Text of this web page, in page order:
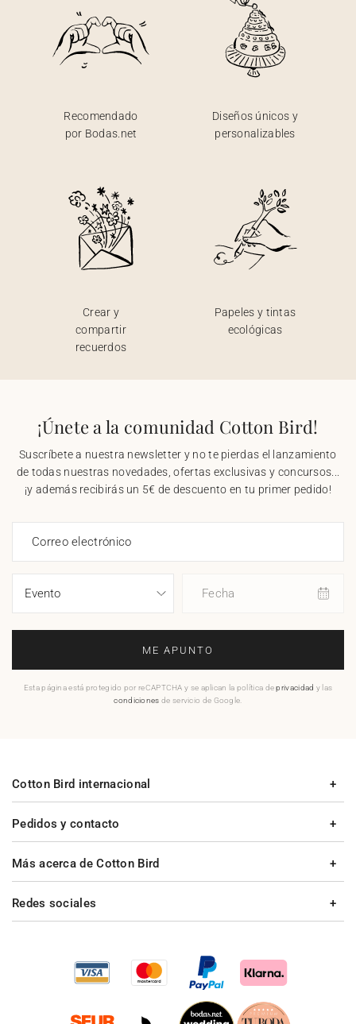
Recomendado
por Bodas.net
Diseños únicos y
personalizables
Crear y
compartir
recuerdos
Papeles y tintas
ecológicas
¡Únete a la comunidad Cotton Bird!
Suscríbete a nuestra newsletter y no te pierdas el lanzamiento
de todas nuestras novedades, ofertas exclusivas y concursos...
¡y además recibirás un 5€ de descuento en tu primer pedido!
Correo electrónico
Fecha
ME APUNTO
Esta página está protegido por reCAPTCHA y se aplican la política deprivacidad y las
condiciones de servicio de Google.
Pedidos y contacto
Más acerca de Cotton Bird
Cotton Bird internacional
Redes sociales